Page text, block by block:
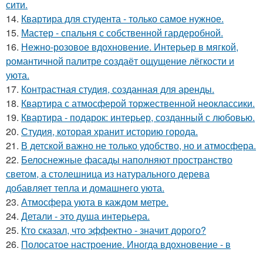
сити.
14. Квартира для студента - только самое нужное.
15. Мастер - спальня с собственной гардеробной.
16. Нежно-розовое вдохновение. Интерьер в мягкой,
романтичной палитре создаёт ощущение лёгкости и
уюта.
17. Контрастная студия, созданная для аренды.
18. Квартира с атмосферой торжественной неоклассики.
19. Квартира - подарок: интерьер, созданный с любовью.
20. Студия, которая хранит историю города.
21. В детской важно не только удобство, но и атмосфера.
22. Белоснежные фасады наполняют пространство
светом, а столешница из натурального дерева
добавляет тепла и домашнего уюта.
23. Атмосфера уюта в каждом метре.
24. Детали - это душа интерьера.
25. Кто сказал, что эффектно - значит дорого?
26. Полосатое настроение. Иногда вдохновение - в